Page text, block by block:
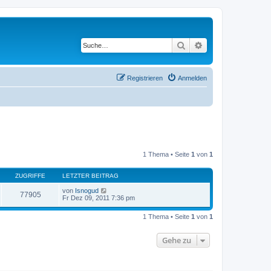
Suche
Anmelden
Registrieren
1 Thema • Seite 1 von 1
ZUGRIFFE LETZTER BEITRAG
77905 von Isnogud
Fr Dez 09, 2011 7:36 pm
1 Thema • Seite 1 von 1
Gehe zu